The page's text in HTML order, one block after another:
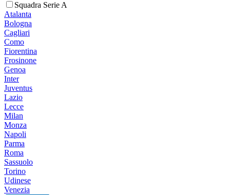
Squadra Serie A
Atalanta
Bologna
Cagliari
Como
Fiorentina
Frosinone
Genoa
Inter
Juventus
Lazio
Lecce
Milan
Monza
Napoli
Parma
Roma
Sassuolo
Torino
Udinese
Venezia